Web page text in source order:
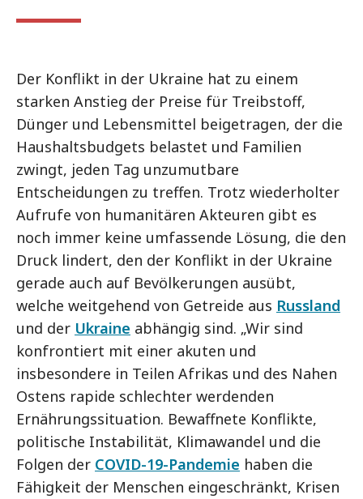
Der Konflikt in der Ukraine hat zu einem
starken Anstieg der Preise für Treibstoff,
Dünger und Lebensmittel beigetragen, der die
Haushaltsbudgets belastet und Familien
zwingt, jeden Tag unzumutbare
Entscheidungen zu treffen. Trotz wiederholter
Aufrufe von humanitären Akteuren gibt es
noch immer keine umfassende Lösung, die den
Druck lindert, den der Konflikt in der Ukraine
gerade auch auf Bevölkerungen ausübt,
welche weitgehend von Getreide aus Russland
und der Ukraine abhängig sind. „Wir sind
konfrontiert mit einer akuten und
insbesondere in Teilen Afrikas und des Nahen
Ostens rapide schlechter werdenden
Ernährungssituation. Bewaffnete Konflikte,
politische Instabilität, Klimawandel und die
Folgen der COVID-19-Pandemie haben die
Fähigkeit der Menschen eingeschränkt, Krisen